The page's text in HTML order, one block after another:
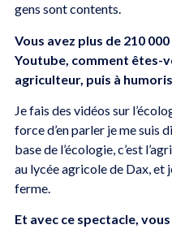
gens sont contents.
Vous avez plus de 210
Youtube, comment êtes-
agriculteur, puis à
Je fais des vidéos sur
force d’en parler je me suis
base de l’écologie, c’est
au lycée agricole de Dax, et
ferme.
Et avec ce spectacle,